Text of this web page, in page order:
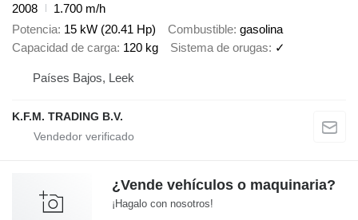
2008
1.700 m/h
Potencia 15 kW (20.41 Hp) Combustible gasolina
Capacidad de carga 120 kg Sistema de orugas ✓
Países Bajos, Leek
K.F.M. TRADING B.V.
¿Vende vehículos o maquinaria?
¡Hagalo con nosotros!